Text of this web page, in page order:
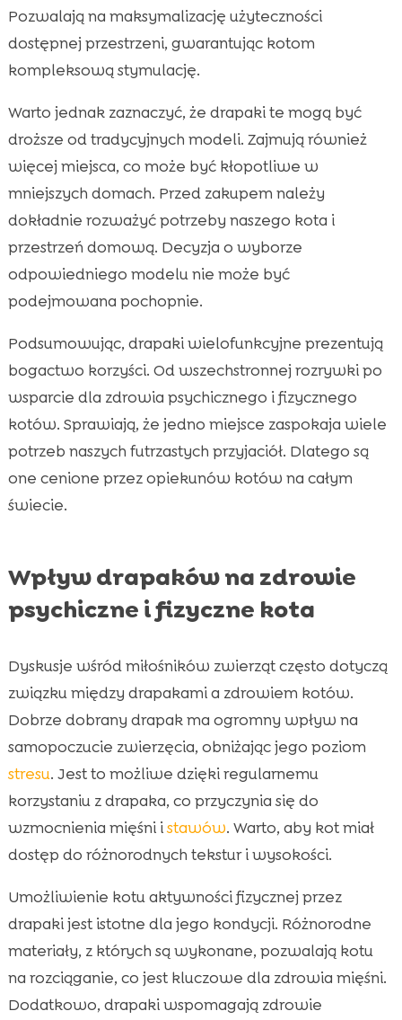
Pozwalają na maksymalizację użyteczności
dostępnej przestrzeni, gwarantując kotom
kompleksową stymulację.
Warto jednak zaznaczyć, że drapaki te mogą być
droższe od tradycyjnych modeli. Zajmują również
więcej miejsca, co może być kłopotliwe w
mniejszych domach. Przed zakupem należy
dokładnie rozważyć potrzeby naszego kota i
przestrzeń domową. Decyzja o wyborze
odpowiedniego modelu nie może być
podejmowana pochopnie.
Podsumowując, drapaki wielofunkcyjne prezentują
bogactwo korzyści. Od wszechstronnej rozrywki po
wsparcie dla zdrowia psychicznego i fizycznego
kotów. Sprawiają, że jedno miejsce zaspokaja wiele
potrzeb naszych futrzastych przyjaciół. Dlatego są
one cenione przez opiekunów kotów na całym
świecie.
Wpływ drapaków na zdrowie
psychiczne i fizyczne kota
Dyskusje wśród miłośników zwierząt często dotyczą
związku między drapakami a zdrowiem kotów.
Dobrze dobrany drapak ma ogromny wpływ na
samopoczucie zwierzęcia, obniżając jego poziom
stresu. Jest to możliwe dzięki regularnemu
korzystaniu z drapaka, co przyczynia się do
wzmocnienia mięśni istawów. Warto, aby kot miał
dostęp do różnorodnych tekstur i wysokości.
Umożliwienie kotu aktywności fizycznej przez
drapaki jest istotne dla jego kondycji. Różnorodne
materiały, z których są wykonane, pozwalają kotu
na rozciąganie, co jest kluczowe dla zdrowia mięśni.
Dodatkowo, drapaki wspomagają zdrowie